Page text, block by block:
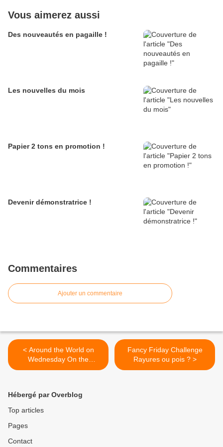
Vous aimerez aussi
Des nouveautés en pagaille !
Les nouvelles du mois
Papier 2 tons en promotion !
Devenir démonstratrice !
Commentaires
Ajouter un commentaire
< Around the World on
Wednesday On the
aventure
Fancy Friday Challenge
Rayures ou pois ? >
Hébergé par Overblog
Top articles
Pages
Contact